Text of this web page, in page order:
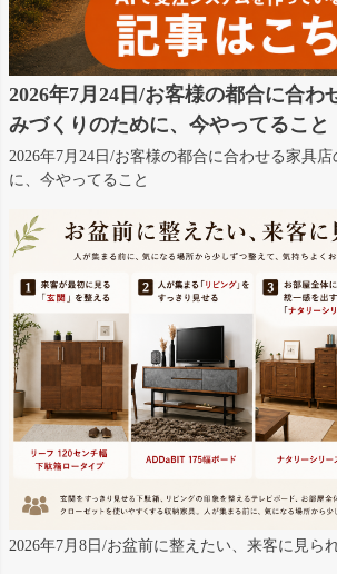
2026年7月24日/お客様の都合に合わ
みづくりのために、今やってること
2026年7月24日/お客様の都合に合わせる家具
に、今やってること
2026年7月8日/お盆前に整えたい、来客に見ら